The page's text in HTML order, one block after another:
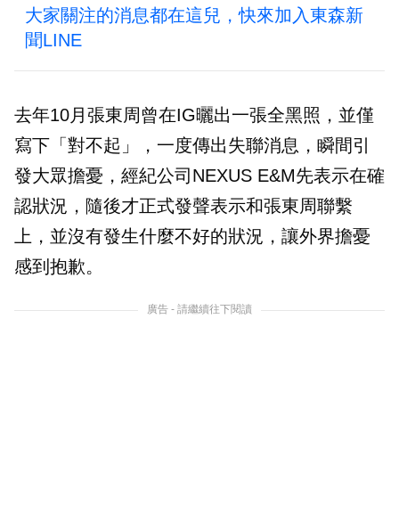
大家關注的消息都在這兒，快來加入東森新
聞LINE
去年10月張東周曾在IG曬出一張全黑照，並僅
寫下「對不起」，一度傳出失聯消息，瞬間引
發大眾擔憂，經紀公司NEXUS E&M先表示在確
認狀況，隨後才正式發聲表示和張東周聯繫
上，並沒有發生什麼不好的狀況，讓外界擔憂
感到抱歉。
廣告 - 請繼續往下閱讀